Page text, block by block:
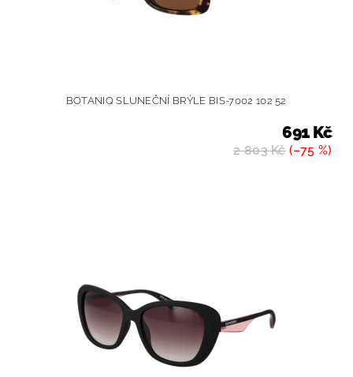
BOTANIQ SLUNEČNÍ BRÝLE BIS-7002 102 52
2 803 Kč(–75 %)
691 Kč